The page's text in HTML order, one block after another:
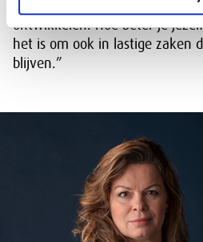
iedereen zich op zijn eigen
ontwikkelen. Hoe beter je
het is om ook in lastige zaken
blijven.”